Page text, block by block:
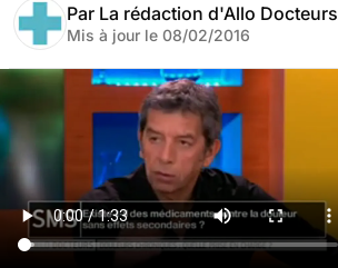
Par La rédaction d'Allo Docteurs
Mis à jour le 08/02/2016